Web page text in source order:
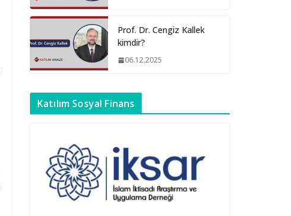
Prof. Dr. Cengiz Kallek
kimdir?
06.12.2025
Katılım Sosyal Finans